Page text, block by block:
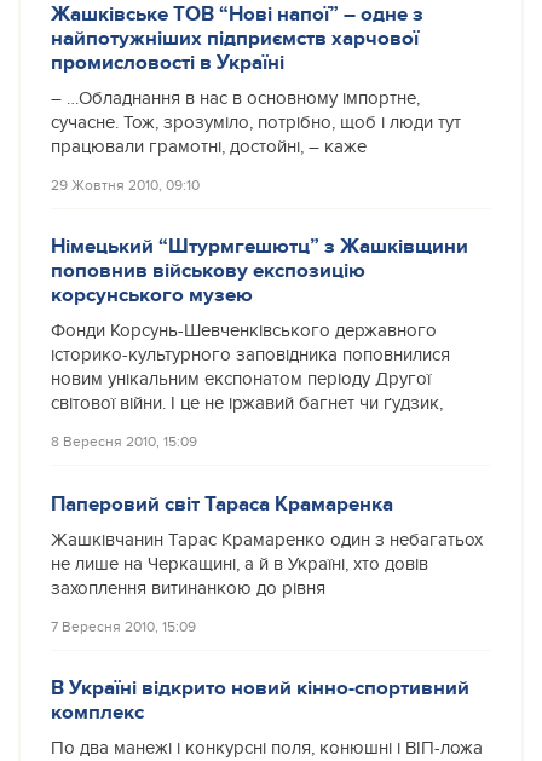
Жашківське ТОВ “Нові напої” – одне з
найпотужніших підприємств харчової
промисловості в Україні
– …Обладнання в нас в основному імпортне,
сучасне. Тож, зрозуміло, потрібно, щоб і люди тут
працювали грамотні, достойні, – каже
29 Жовтня 2010, 09:10
Німецький “Штурмгешютц” з Жашківщини
поповнив військову експозицію
корсунського музею
Фонди Корсунь-Шевченківського державного
історико-культурного заповідника поповнилися
новим унікальним експонатом періоду Другої
світової війни. І це не іржавий багнет чи ґудзик,
8 Вересня 2010, 15:09
Паперовий світ Тараса Крамаренка
Жашківчанин Тарас Крамаренко один з небагатьох
не лише на Черкащині, а й в Україні, хто довів
захоплення витинанкою до рівня
7 Вересня 2010, 15:09
В Україні відкрито новий кінно-спортивний
комплекс
По два манежі і конкурсні поля, конюшні і ВІП-ложа